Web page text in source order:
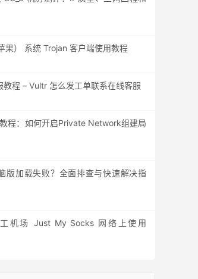
果） 系统 Trojan 客户端使用教程
教程 – Vultr 怎么发工单联系在线客服
程：如何开启Private Network组建局
版加载失败？全面排查与快速解决指
机场 Just My Socks 网络上使用